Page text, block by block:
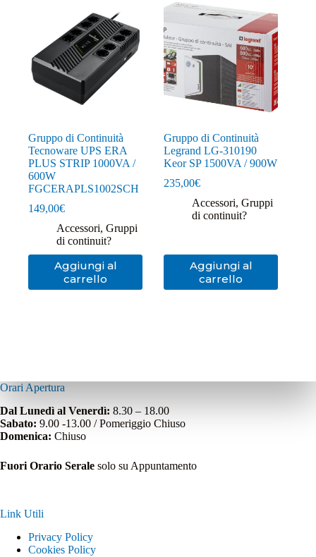
Gruppo di Continuità
Tecnoware UPS ERA
PLUS STRIP 1000VA /
600W
FGCERAPLS1002SCH
149,00€
Accessori, Gruppi
di continuit?
Aggiungi al
carrello
Gruppo di Continuità
Legrand LG-310190
Keor SP 1500VA / 900W
235,00€
Accessori,Gruppi
di continuit?
Aggiungi al
carrello
Orari Apertura
Dal Lunedì al Venerdì: 8.30 – 18.00
Sabato: 9.00 -13.00 / Pomeriggio Chiuso
Domenica: Chiuso
Fuori Orario Serale solo su Appuntamento
Link Utili
Privacy Policy
Cookies Policy